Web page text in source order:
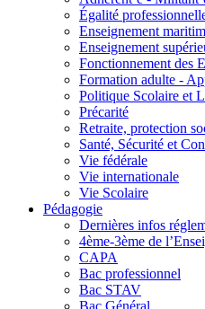
Égalité
Enseignement
Enseignement
Fonctionnement des
Formation adulte -
Politique Scolaire et
Précarité
Retraite, protection
Santé, Sécurité et
Vie fédérale
Vie internationale
Vie Scolaire
Pédagogie
Dernières infos
4ème-3ème de
CAPA
Bac professionnel
Bac STAV
Bac Général